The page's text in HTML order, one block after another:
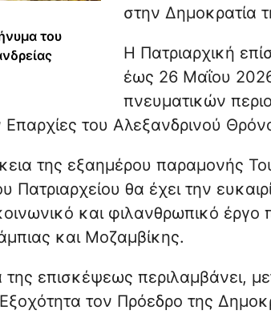
του
στην Δημοκρατία
Η Πατριαρχική
έως 26 Μαΐου
πνευματικών
του Αλεξανδρινού
της εξαημέρου παραμονής
Πατριαρχείου θα έχει την
και φιλανθρωπικό έργο
και Μοζαμβίκης.
επισκέψεως περιλαμβάνει,
τον Πρόεδρο της